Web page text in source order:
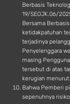
Berbasis
19/SEOJK.06/
Bersama
ketidakpatuhan
terjadinya
Penyelenggara
masing
tersebut di atas
kerugian
Bahwa Pemberi
sepenuhnya